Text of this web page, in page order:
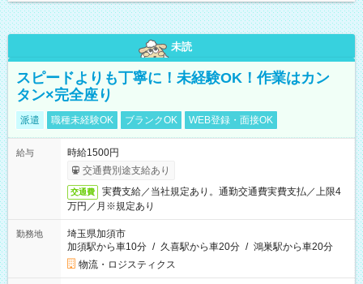
未読
スピードよりも丁寧に！未経験OK！作業はカン
タン×完全座り
派遣 職種未経験OK ブランクOK WEB登録・面接OK
給与
時給1500円
交通費別途支給あり
交通費
実費支給／当社規定あり。通勤交通費実費支払／上限4
万円／月※規定あり
勤務地
埼玉県加須市
加須駅から車10分 / 久喜駅から車20分 / 鴻巣駅から車20分
物流・ロジスティクス